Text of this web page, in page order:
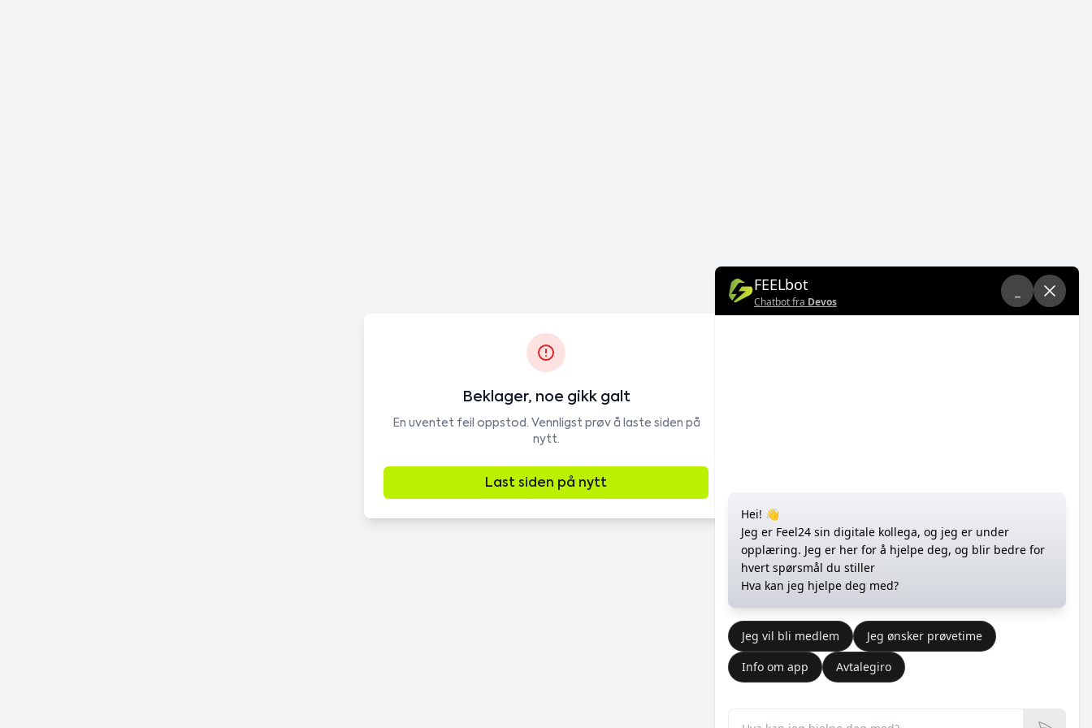
Beklager, noe gikk galt
En uventet feil oppstod. Vennligst prøv å laste siden på
nytt.
Last siden på nytt